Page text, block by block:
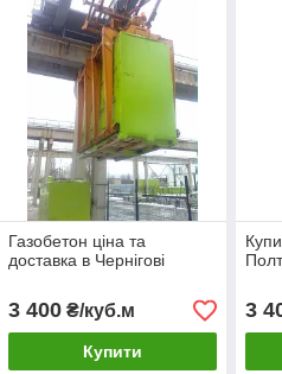
Газобетон ціна та
доставка в Чернігові
3 400₴/куб.м
Купити
3